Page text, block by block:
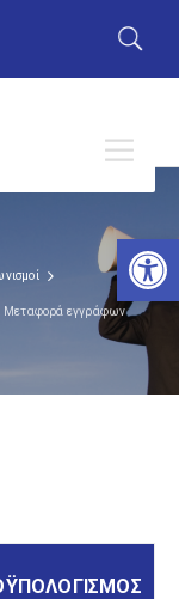
Μεταφορά εγγράφων